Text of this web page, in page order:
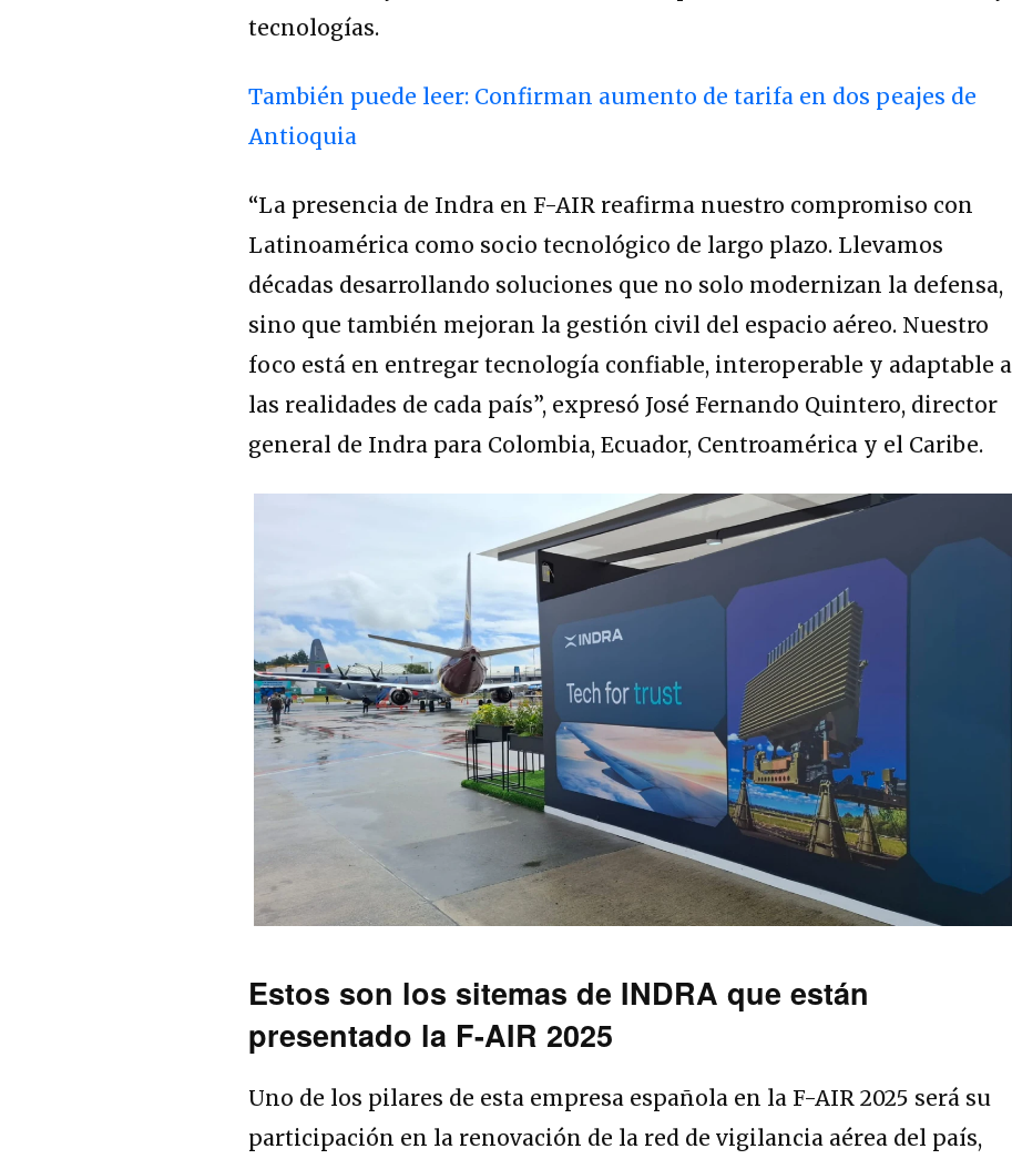
tecnologías.
También puede leer: Confirman aumento de tarifa en dos peajes de
Antioquia
“La presencia de Indra en F-AIR reafirma nuestro compromiso con
Latinoamérica como socio tecnológico de largo plazo. Llevamos
décadas desarrollando soluciones que no solo modernizan la defensa,
sino que también mejoran la gestión civil del espacio aéreo. Nuestro
foco está en entregar tecnología confiable, interoperable y adaptable a
las realidades de cada país”, expresó José Fernando Quintero, director
general de Indra para Colombia, Ecuador, Centroamérica y el Caribe.
Estos son los sitemas de INDRA que están
presentado la F-AIR 2025
Uno de los pilares de esta empresa española en la F-AIR 2025 será su
participación en la renovación de la red de vigilancia aérea del país,